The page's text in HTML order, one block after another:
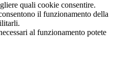
quali cookie consentire.
il funzionamento della
al funzionamento potete